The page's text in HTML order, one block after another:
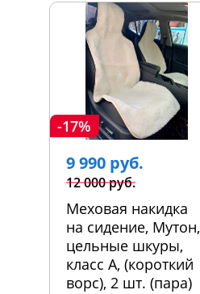
-17%
9 990 руб.
12 000 руб.
Меховая накидка
на сидение, Мутон,
цельные шкуры,
класс А, (короткий
ворс), 2 шт. (пара)